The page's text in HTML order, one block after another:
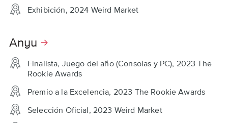
Exhibición, 2024 Weird Market
Anyu
Finalista, Juego del año (Consolas y PC), 2023 The
Rookie Awards
Premio a la Excelencia, 2023 The Rookie Awards
Selección Oficial, 2023 Weird Market